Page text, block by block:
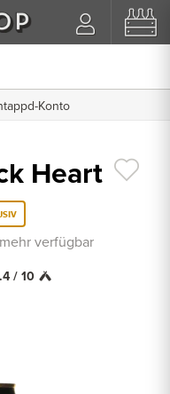
Konto
Heart
verfügbar
/ 10